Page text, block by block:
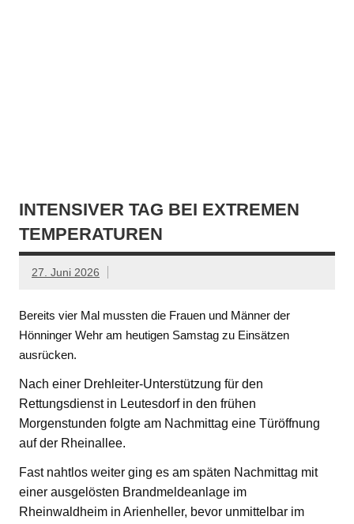
INTENSIVER TAG BEI EXTREMEN
TEMPERATUREN
27. Juni 2026
Bereits vier Mal mussten die Frauen und Männer der
Hönninger Wehr am heutigen Samstag zu Einsätzen
ausrücken.
Nach einer Drehleiter-Unterstützung für den
Rettungsdienst in Leutesdorf in den frühen
Morgenstunden folgte am Nachmittag eine Türöffnung
auf der Rheinallee.
Fast nahtlos weiter ging es am späten Nachmittag mit
einer ausgelösten Brandmeldeanlage im
Rheinwaldheim in Arienheller, bevor unmittelbar im